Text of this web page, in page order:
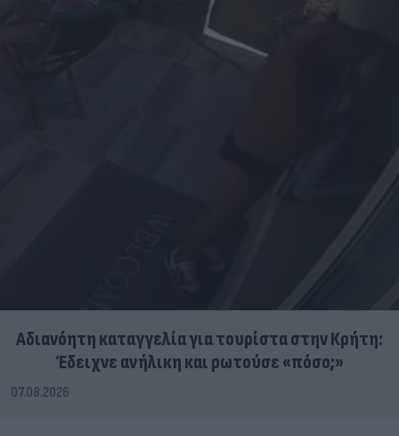
Αδιανόητη καταγγελία για τουρίστα στην Κρήτη:
Έδειχνε ανήλικη και ρωτούσε «πόσο;»
07.08.2026